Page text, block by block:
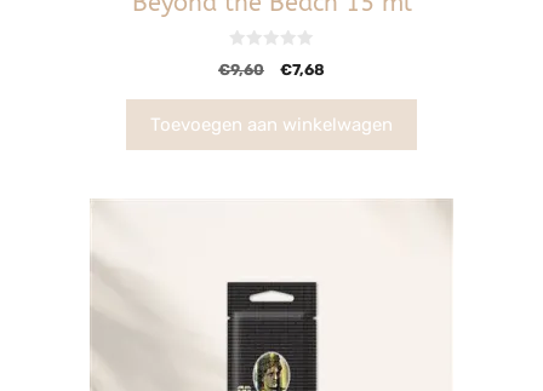
v
n
5
€9,60 €7,68
Toevoegen aan winkelwagen